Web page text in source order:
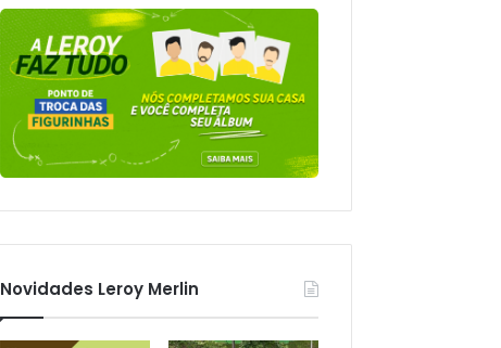
Novidades Leroy Merlin